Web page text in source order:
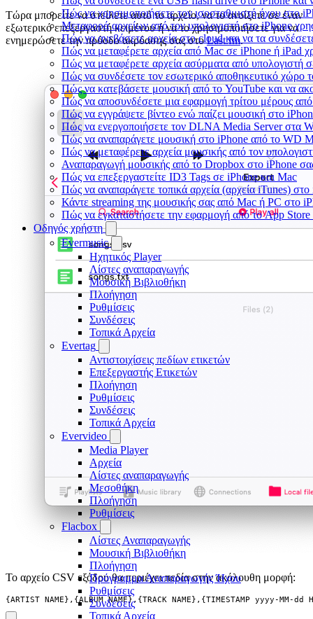
Πώς να χρησιμοποιήσετε τον ισοσταθμιστή ήχου στο
Μεταφορά αρχείων από τον υπολογιστή στο iPhone
Πώς να ανεβάσετε αρχεία στο cloud και να τα
Πώς να μεταφέρετε αρχεία από Mac σε iPhone ή iPad
Πώς να μεταφέρετε αρχεία ασύρματα από υπολογιστή
Πώς να συνδέσετε τον εσωτερικό αποθηκευτικό
Πώς να κατεβάσετε μουσική από το YouTube και να
Πώς να αποσυνδέσετε μια εφαρμογή τρίτου μέρους
Πώς να εγγράψετε βίντεο ενώ παίζει μουσική στο
Πώς να ενεργοποιήσετε τον DLNA Media Server στα
Πώς να αναπαράγετε μουσική στο iPhone από το WD
Πώς να μεταφέρετε αρχεία μουσικής από τον
Αναπαραγωγή μουσικής από το Dropbox στο iPhone
Πώς να επεξεργαστείτε ID3 Tags σε iPhone και Mac
Πώς να αναπαράγετε τοπικά αρχεία (αρχεία iTunes)
Κάντε streaming της μουσικής σας από Mac ή PC στο
Πώς να εγκαταστήσετε την εφαρμογή από το App Store
Οδηγός χρήστη
Evermusic
Ηχητικός Player
Λίστες αναπαραγωγής
Μουσική Βιβλιοθήκη
Πλοήγηση
Ρυθμίσεις
Συνδέσεις
Τοπικά Αρχεία
Evertag
Αντιστοιχίσεις πεδίων ετικετών
Επεξεργαστής Ετικετών
Πλοήγηση
Ρυθμίσεις
Συνδέσεις
Τοπικά Αρχεία
Evervideo
Media Player
Αρχεία
Λίστες αναπαραγωγής
Μεσοθήκη
Πλοήγηση
Ρυθμίσεις
Flacbox
Λίστες Αναπαραγωγής
Μουσική Βιβλιοθήκη
Πλοήγηση
Πρόγραμμα Αναπαραγωγής Ήχου
Ρυθμίσεις
Συνδέσεις
Τοπικά Αρχεία
Τώρα μπορείτε να στείλετε αυτό το αρχείο, να το ανοίξετε σε έναν
εξωτερικό επεξεργαστή κειμένου ή να το χρησιμοποιήσετε για να
ενημερώσετε την πρόοδο ακρόασης σας στοLast.fm.
Το αρχείο CSV εξόδου θα περιέχει πεδία στην ακόλουθη μορφή:
{ARTIST_NAME},{ALBUM_NAME},{TRACK_NAME},{TIMESTAMP yyyy-MM-